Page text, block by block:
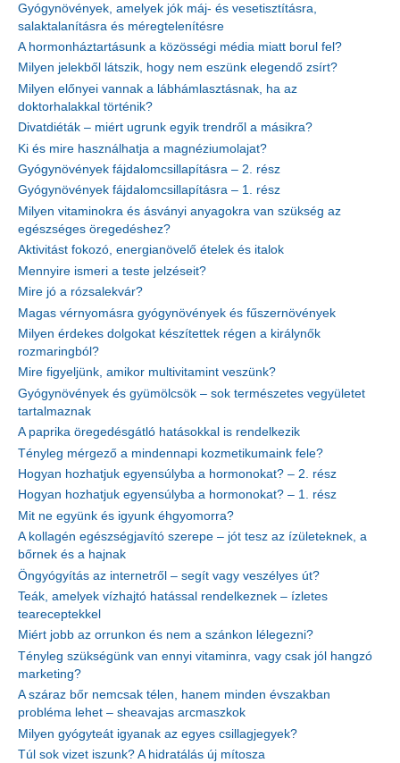
Gyógynövények, amelyek jók máj- és vesetisztításra,
salaktalanításra és méregtelenítésre
A hormonháztartásunk a közösségi média miatt borul fel?
Milyen jelekből látszik, hogy nem eszünk elegendő zsírt?
Milyen előnyei vannak a lábhámlasztásnak, ha az
doktorhalakkal történik?
Divatdiéták – miért ugrunk egyik trendről a másikra?
Ki és mire használhatja a magnéziumolajat?
Gyógynövények fájdalomcsillapításra – 2. rész
Gyógynövények fájdalomcsillapításra – 1. rész
Milyen vitaminokra és ásványi anyagokra van szükség az
egészséges öregedéshez?
Aktivitást fokozó, energianövelő ételek és italok
Mennyire ismeri a teste jelzéseit?
Mire jó a rózsalekvár?
Magas vérnyomásra gyógynövények és fűszernövények
Milyen érdekes dolgokat készítettek régen a királynők
rozmaringból?
Mire figyeljünk, amikor multivitamint veszünk?
Gyógynövények és gyümölcsök – sok természetes vegyületet
tartalmaznak
A paprika öregedésgátló hatásokkal is rendelkezik
Tényleg mérgező a mindennapi kozmetikumaink fele?
Hogyan hozhatjuk egyensúlyba a hormonokat? – 2. rész
Hogyan hozhatjuk egyensúlyba a hormonokat? – 1. rész
Mit ne együnk és igyunk éhgyomorra?
A kollagén egészségjavító szerepe – jót tesz az ízületeknek, a
bőrnek és a hajnak
Öngyógyítás az internetről – segít vagy veszélyes út?
Teák, amelyek vízhajtó hatással rendelkeznek – ízletes
teareceptekkel
Miért jobb az orrunkon és nem a szánkon lélegezni?
Tényleg szükségünk van ennyi vitaminra, vagy csak jól hangzó
marketing?
A száraz bőr nemcsak télen, hanem minden évszakban
probléma lehet – sheavajas arcmaszkok
Milyen gyógyteát igyanak az egyes csillagjegyek?
Túl sok vizet iszunk? A hidratálás új mítosza